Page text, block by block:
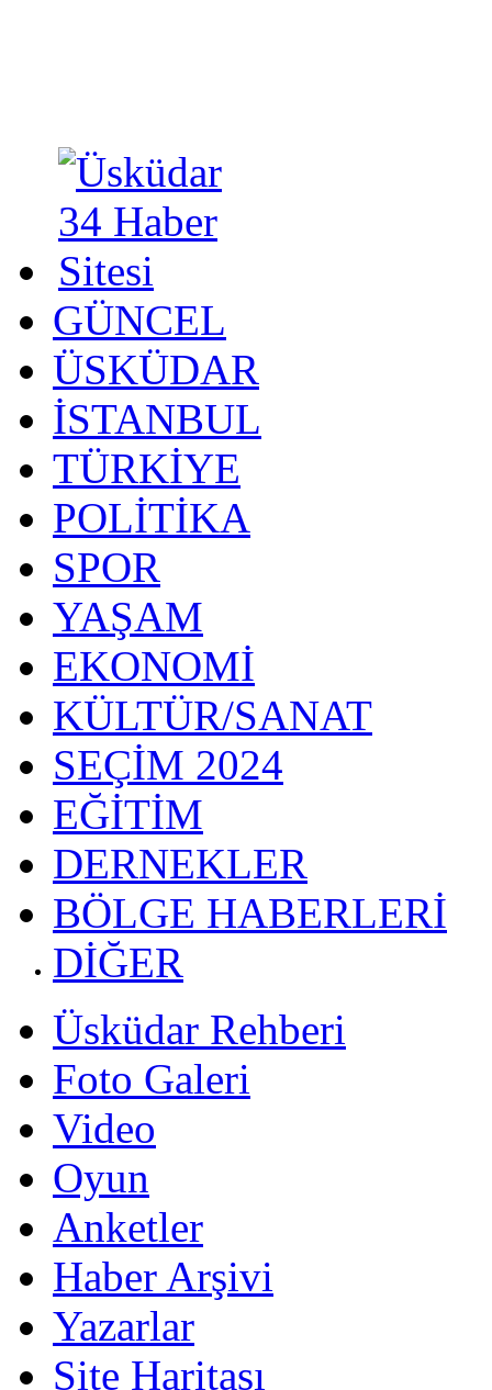
GÜNCEL
ÜSKÜDAR
İSTANBUL
TÜRKİYE
POLİTİKA
SPOR
YAŞAM
EKONOMİ
KÜLTÜR/SANAT
SEÇİM 2024
EĞİTİM
DERNEKLER
BÖLGE HABERLERİ
DİĞER
Üsküdar Rehberi
Foto Galeri
Video
Oyun
Anketler
Haber Arşivi
Yazarlar
Site Haritası